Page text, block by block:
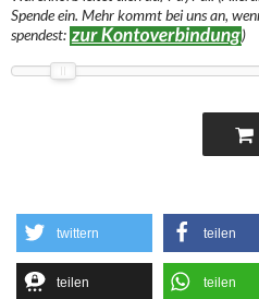
Spende ein. Mehr kommt bei uns an,
spendest:
)
twittern teilen
teilen teilen